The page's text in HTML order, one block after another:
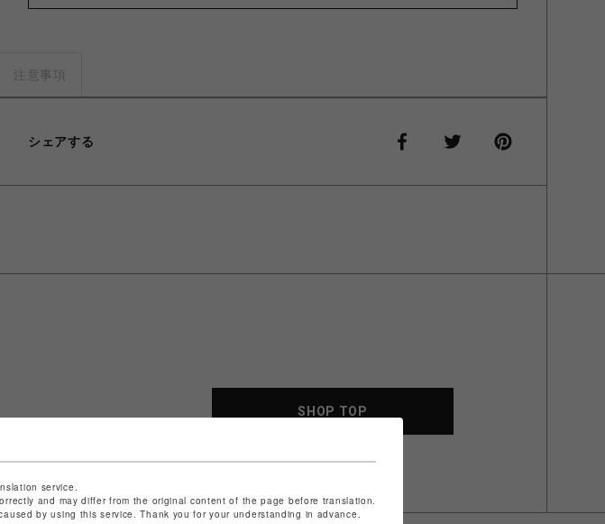
注意事項
シェアする
SHOP TOP
service.
and may differ from the original content of the page before translation.
by using this service. Thank you for your understanding in advance.